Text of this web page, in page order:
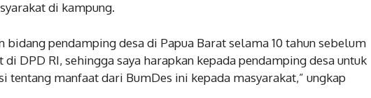
di kampung.
bidang pendamping desa di Papua Barat selama 10 tahun sebelum
DPD RI, sehingga saya harapkan kepada pendamping desa untuk
tentang manfaat dari BumDes ini kepada masyarakat,” ungkap